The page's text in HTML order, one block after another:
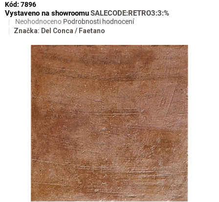
Kód: 7896
Vystaveno na showroomuSALECODE:RETRO3:3:%
Průměrné
hodnocení
hvězdiček.
Neohodnoceno Podrobnosti hodnocení
Značka: Del Conca / Faetano